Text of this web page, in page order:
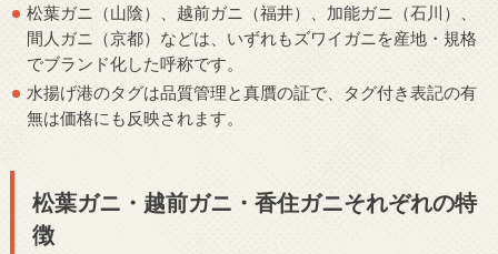
松葉ガニ（山陰）、越前ガニ（福井）、加能ガニ（石川）、
間人ガニ（京都）などは、いずれもズワイガニを産地・規格
でブランド化した呼称です。
水揚げ港のタグは品質管理と真贋の証で、タグ付き表記の有
無は価格にも反映されます。
松葉ガニ・越前ガニ・香住ガニそれぞれの特
徴